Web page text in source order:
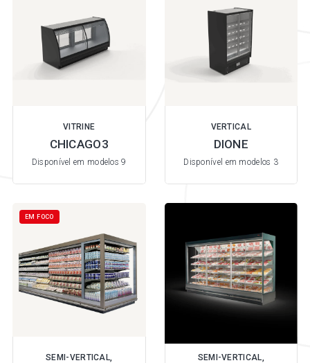
VITRINE
CHICAGO3
Disponível em modelos 9
VERTICAL
DIONE
Disponível em modelos 3
EM FOCO
SEMI-VERTICAL,
SEMI-VERTICAL,